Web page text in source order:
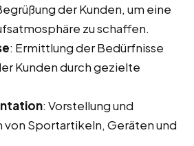
der Kunden, um eine
zu schaffen.
: Ermittlung der Bedürfnisse
Kunden durch gezielte
: Vorstellung und
Sportartikeln, Geräten und